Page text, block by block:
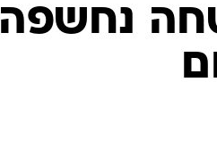
נחשפה